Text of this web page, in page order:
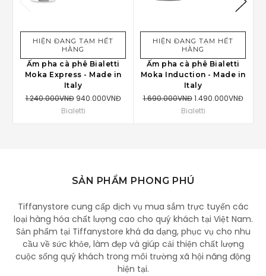
HIỆN ĐANG TẠM HẾT
HÀNG
Ấm pha cà phê Bialetti
Moka Express - Made in
Italy
1.240.000VNĐ 940.000VNĐ
Bialetti
HIỆN ĐANG TẠM HẾT
HÀNG
Ấm pha cà phê Bialetti
Moka Induction - Made in
Italy
1.690.000VNĐ 1.490.000VNĐ
Bialetti
SẢN PHẨM PHONG PHÚ
Tiffanystore cung cấp dịch vụ mua sắm trực tuyến các
loại hàng hóa chất lượng cao cho quý khách tại Việt Nam.
Sản phẩm tại Tiffanystore khá đa dạng, phục vụ cho nhu
cầu về sức khỏe, làm đẹp và giúp cải thiện chất lượng
cuộc sống quý khách trong môi trường xã hội năng động
hiện tại.